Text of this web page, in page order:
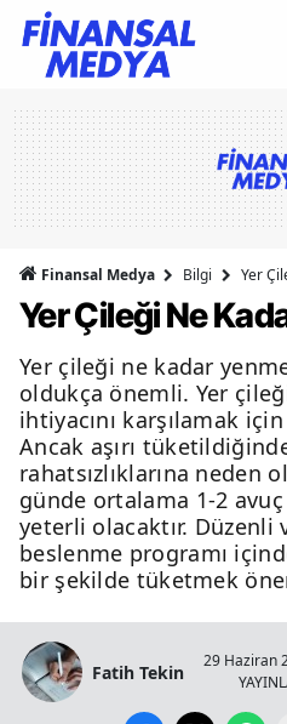
Finansal Medya Bilgi Yer
Yer Çileği Ne
Yer çileği ne kadar
oldukça önemli. Yer
ihtiyacını karşılamak
Ancak aşırı
rahatsızlıklarına neden
günde ortalama 1-2
yeterli olacaktır. Düzenli
beslenme programı
bir şekilde tüketmek
Fatih Tekin
29 Haziran